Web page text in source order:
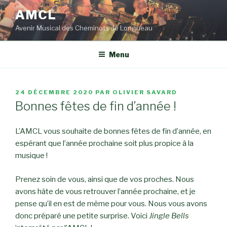
Aller
au
contenu
principal
AMCL
Avenir Musical des Cheminots de Longueau
Menu
PUBLIÉ
LE
24 DÉCEMBRE 2020 PAR OLIVIER SAVARD
Bonnes fêtes de fin d’année !
L’AMCL vous souhaite de bonnes fêtes de fin d’année, en
espérant que l’année prochaine soit plus propice à la
musique !
Prenez soin de vous, ainsi que de vos proches. Nous
avons hâte de vous retrouver l’année prochaine, et je
pense qu’il en est de même pour vous. Nous vous avons
donc préparé une petite surprise. Voici Jingle Bells